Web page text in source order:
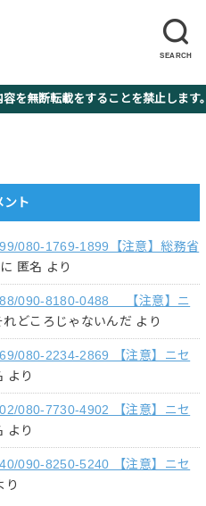
SEARCH
無断転載をすることを禁止します。
ント
080-1769-1899【注意】総務省
に 匿名 より
090-8180-0488 【注意】ニ
れどころじゃないんだ より
080-2234-2869 【注意】ニセ
より
080-7730-4902 【注意】ニセ
より
090-8250-5240 【注意】ニセ
り